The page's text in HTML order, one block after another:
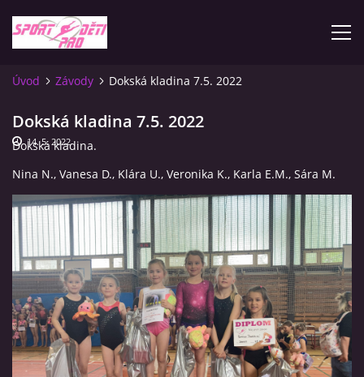
KONTAKTY
INFORMACE
PLATEBNÍ PODMÍNKY
FOTOALBUM
ZÁVODY
Úvod Závody Dokská kladina 7.5. 2022
Dokská kladina 7.5. 2022
Dokská kladina.
Nina N., Vanesa D., Klára U., Veronika K., Karla E.M., Sára M.
14. 5. 2022